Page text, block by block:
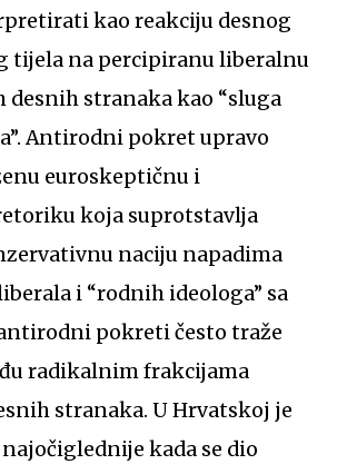
kao reakciju desnog
tijela na percipiranu liberalnu
desnih stranaka kao “sluga
Antirodni pokret upravo
euroskeptičnu i
koja suprotstavlja
naciju napadima
i “rodnih ideologa” sa
pokreti često traže
radikalnim frakcijama
stranaka. U Hrvatskoj je
kada se dio